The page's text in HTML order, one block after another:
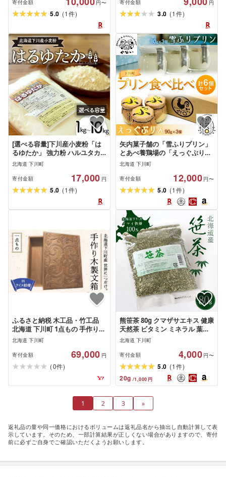
産 北海道 下川町 F4G-0139var
寄付金額 円〜
5.0 (1件)
ツ トマト グルメ 故郷 ふるさと
納税 国産 北海道産 北海道 下川
町 F4G-0347var
寄付金額 円
3.0 (1件)
[選べる容量]下川産小麦粉「は
るゆたか」 強力粉 ハルユタカ
国産小麦 パン ベーグル ピザ ド
ーナツ 故郷 ふるさと 納税 国産
北海道産 北海道 下川町 F4G-
0008ver
北海道 下川町
寄付金額 17,000 円
5.0 (1件)
矢内菓子舗の「雪ふりプリン」
とあべ養鶏場の「えっぐぷり
ん」食べ比べ6個セット お菓子
おかし デザート スイーツ 洋菓
子 故郷 ふるさと 納税 国産 北海
道産 北海道 下川町 6個セット
北海道 下川町
寄付金額 12,000 円〜
5.0 (1件)
ふるさと納税 木工品・竹工品
北海道 下川町 1点もの 手作り木
製文箱 C 故郷 ふるさと 納税 北
海道 下川町 F4G-0057 C アイヌ
紋様
北海道 下川町
寄付金額 69,000 円
(0件)
熊笹茶 80g クマザサエキス 健康
天然茶 ビタミン ミネラル 葉緑
素 ふるさと 納税 北海道 下川町
北海道 下川町
寄付金額 4,000 円〜
5.0 (1件)
20g /1,000 円
1 2 3 »
返礼品の量や同一価格におけるボリュームは返礼品名から抽出し自動計算して表
示しています。そのため、一部計算結果が正しくない場合がありますので、寄付
前に必ずご自身でご確認いただくようお願いします。